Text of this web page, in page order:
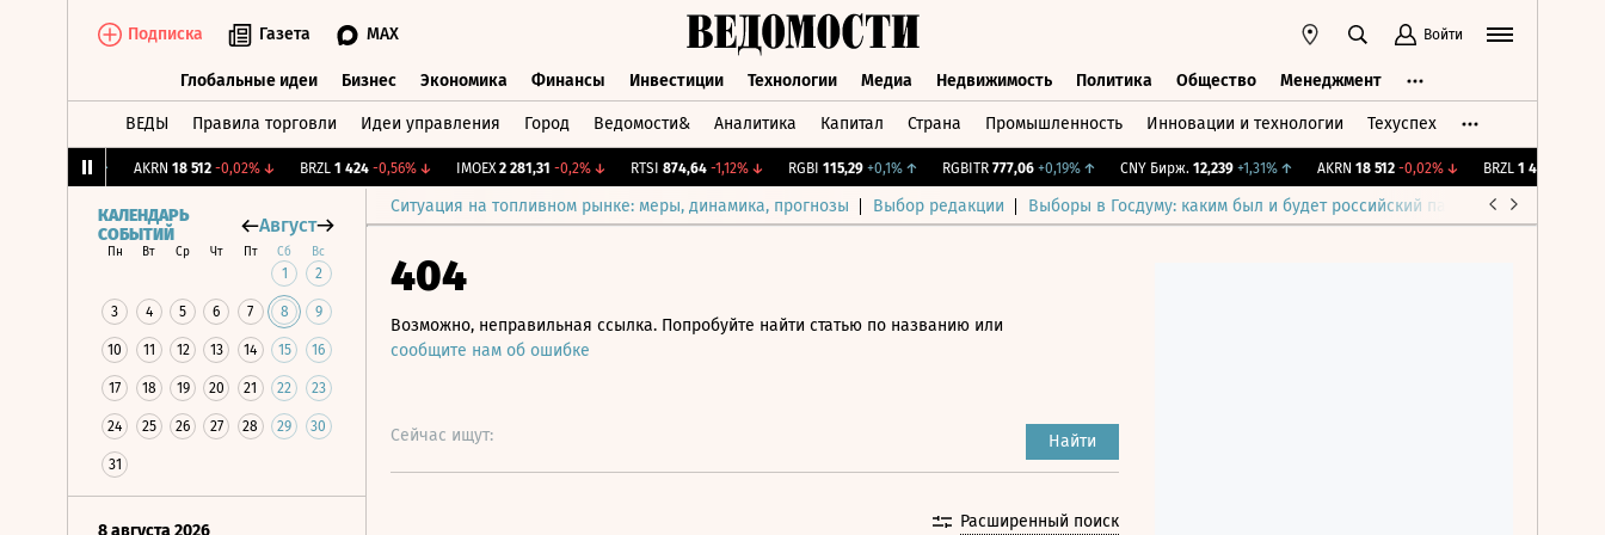
Подписка Газета MAX Войти
Глобальные идеи Бизнес Экономика Финансы Инвестиции Технологии Медиа Недвижимость Политика Общество Менеджмент
ВЕДЫ Правила торговли Идеи управления Город Ведомости& Аналитика Капитал Страна Промышленность Инновации и технологии Техуспех
AKRN 18 512 -0,02%↓ BRZL 1 424 -0,56%↓ IMOEX 2 281,31 -0,2%↓ RTSI 874,64 -1,12%↓ RGBI 115,29 +0,1%↑ RGBITR 777,06 +0,19%↑ CNY Бирж. 12,239 +1,31%↑ AKRN 18 512 -0,02%↓ BRZL 1 424 -0,56%
Ситуация на топливном рынке: меры, динамика, прогнозы Выбор редакции Выборы в Госдуму: каким был и будет российский парламент
КАЛЕНДАРЬ
СОБЫТИЙ
Август
Пн Вт Ср Чт Пт Сб Вс
1 2
3 4 5 6 7 8 9
10 11 12 13 14 15 16
17 18 19 20 21 22 23
24 25 26 27 28 29 30
31
8 августа 2026
404
Возможно, неправильная ссылка. Попробуйте найти статью по названию или
сообщите нам об ошибке
Сейчас ищут: Найти
Расширенный поиск